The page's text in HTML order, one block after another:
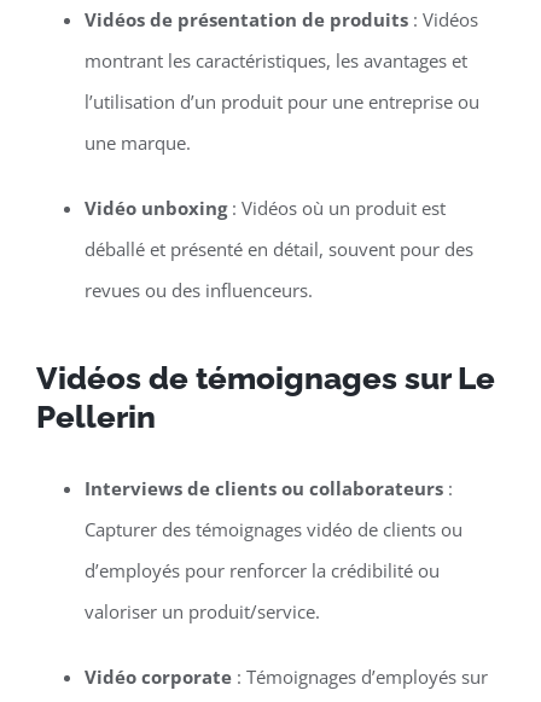
Vidéos de présentation de produits: Vidéos
montrant les caractéristiques, les avantages et
l’utilisation d’un produit pour une entreprise ou
une marque.
Vidéo unboxing: Vidéos où un produit est
déballé et présenté en détail, souvent pour des
revues ou des influenceurs.
Vidéos de témoignages sur Le
Pellerin
Interviews de clients ou collaborateurs:
Capturer des témoignages vidéo de clients ou
d’employés pour renforcer la crédibilité ou
valoriser un produit/service.
Vidéo corporate: Témoignages d’employés sur